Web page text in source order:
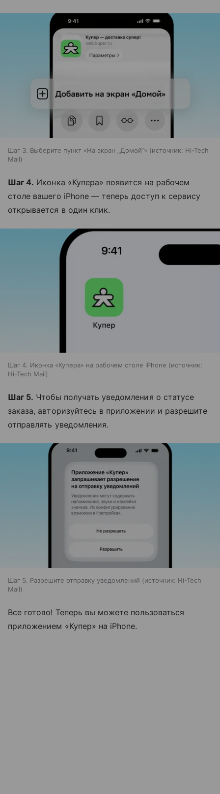
Шаг 3. Выберите пункт «На экран „Домой“» источник: Hi-Tech
Mail
Шаг 4. Иконка «Купера» появится на рабочем
столе вашего iPhone — теперь доступ к сервису
открывается в один клик.
Шаг 4. Иконка «Купера» на рабочем столе iPhone
источник:
Hi-Tech Mail
Шаг 5. Чтобы получать уведомления о статусе
заказа, авторизуйтесь в приложении и разрешите
отправлять уведомления.
Шаг 5. Разрешите отправку уведомлений источник: Hi-Tech
Mail
Все готово! Теперь вы можете пользоваться
приложением «Купер» на iPhone.